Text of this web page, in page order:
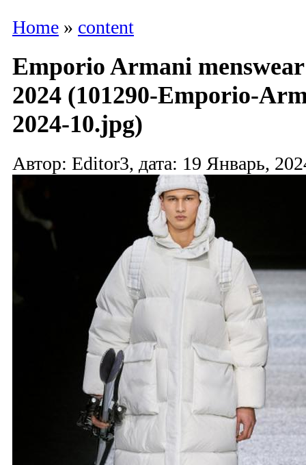
Home » content
Emporio Armani
2024 (101290-Emporio-
2024-10.jpg)
Автор: Editor3, дата: 19 Январь,